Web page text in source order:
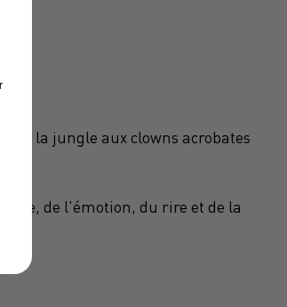
de la jungle aux clowns acrobates
de l'émotion, du rire et de la